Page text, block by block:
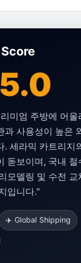
미엄 주방에 어
과 사용성이 높은
. 세라믹 카트리지
돋보이며, 국내
모델링 및 수전 교
입니다."
✈️ Global Shipping